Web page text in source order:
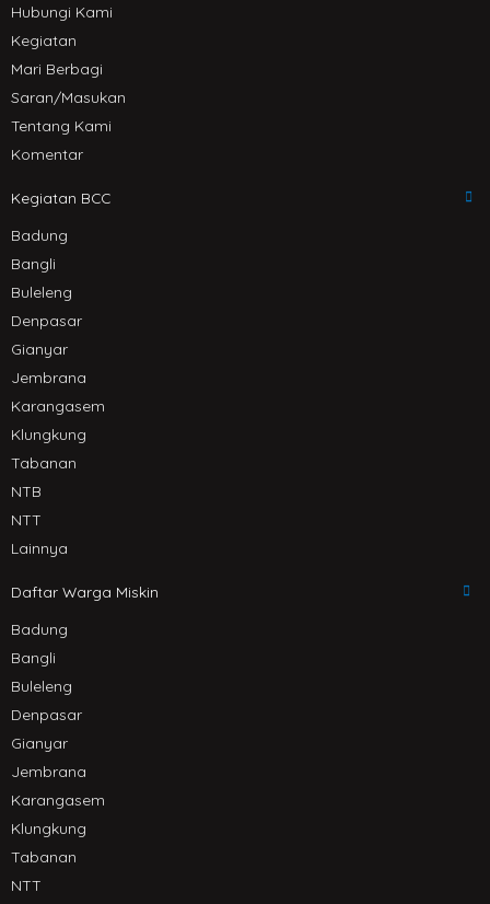
Hubungi Kami
Kegiatan
Mari Berbagi
Saran/Masukan
Tentang Kami
Komentar
Kegiatan BCC
Badung
Bangli
Buleleng
Denpasar
Gianyar
Jembrana
Karangasem
Klungkung
Tabanan
NTB
NTT
Lainnya
Daftar Warga Miskin
Badung
Bangli
Buleleng
Denpasar
Gianyar
Jembrana
Karangasem
Klungkung
Tabanan
NTT